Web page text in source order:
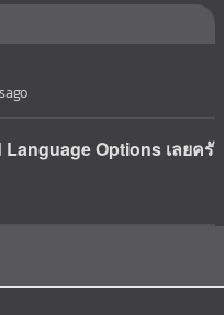
Options เลยครั